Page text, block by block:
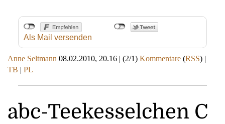
Als Mail versenden
Anne Seltmann 08.02.2010, 20.16 | (2/1) Kommentare (RSS) |
TB | PL
abc-Teekesselchen C